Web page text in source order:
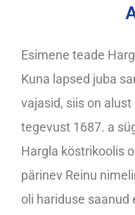
Esimene teade
Kuna lapsed juba
vajasid, siis on
tegevust 1687. a
Hargla köstrikoolis
pärinev Reinu
oli hariduse saanud